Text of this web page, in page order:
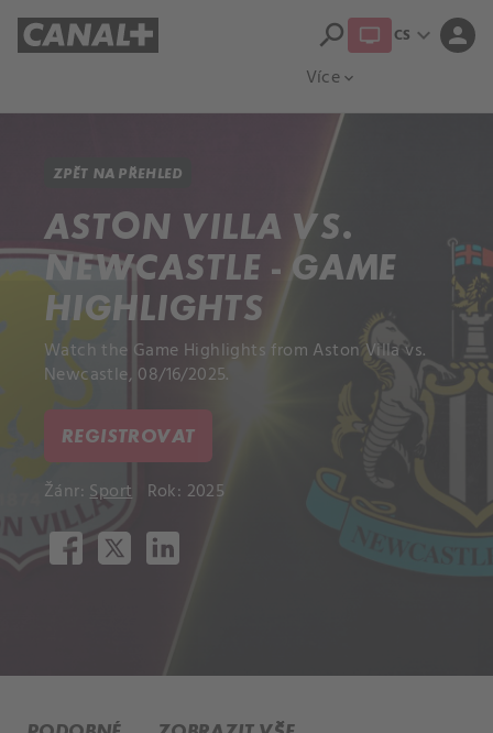
Více expand_more
search CS expand_more person
ZPĚT NA PŘEHLED
ASTON VILLA VS.
NEWCASTLE - GAME
HIGHLIGHTS
Watch the Game Highlights from Aston Villa vs.
Newcastle, 08/16/2025.
REGISTROVAT
Žánr: Sport Rok: 2025